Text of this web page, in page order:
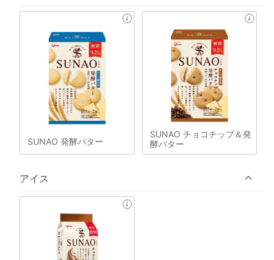
SUNAO 発酵バター
SUNAO チョコチップ＆発
酵バター
アイス